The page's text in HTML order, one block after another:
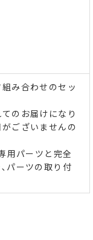
み合わせのセッ
のお届けになり
ございませんの
パーツと完全
パーツの取り付